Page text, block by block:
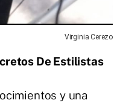
Virginia Cerezo
De Estilistas
y una